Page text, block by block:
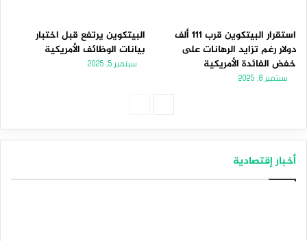
استقرار البيتكوين قرب 111 ألف
دولار رغم تزايد الرهانات على
خفض الفائدة الأمريكية
سبتمبر 8, 2025
البيتكوين يرتفع قبل اختبار
بيانات الوظائف الأمريكية
سبتمبر 5, 2025
أخبار إقتصادية